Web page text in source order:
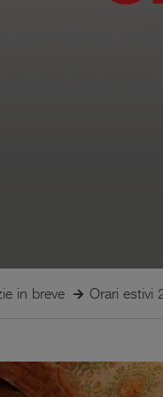
in breve Orari estivi